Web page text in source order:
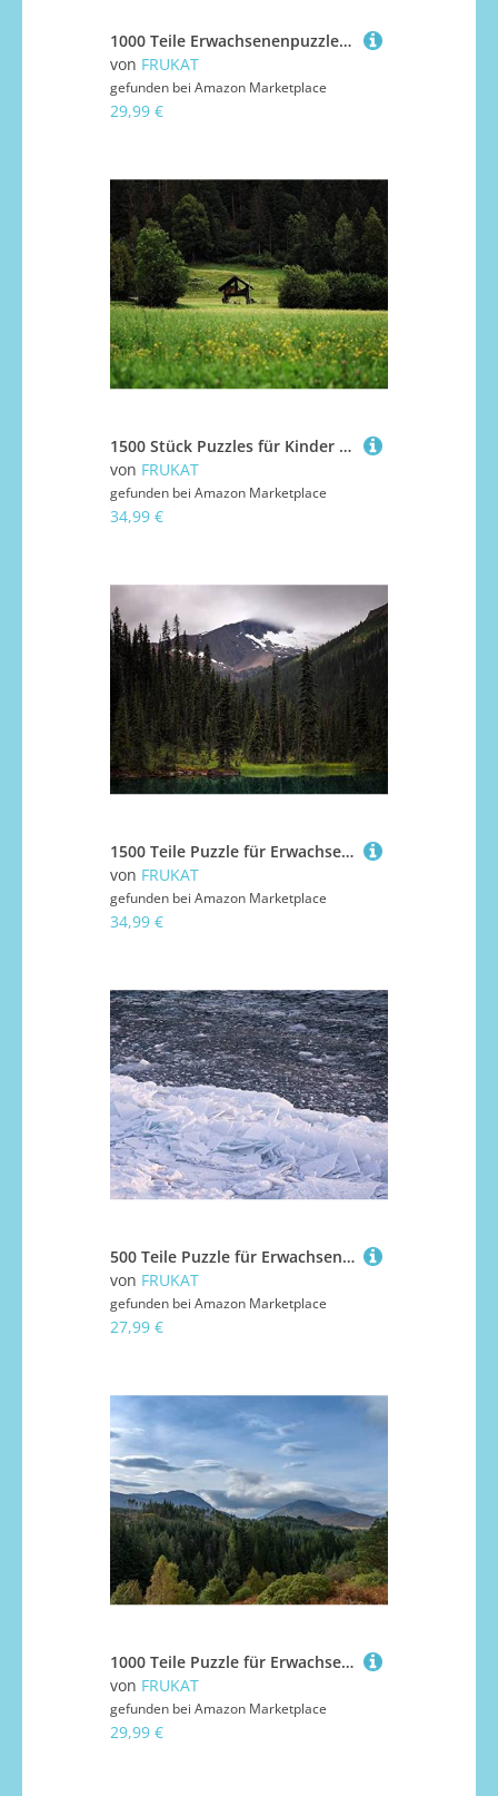
1000 Teile Erwachsenenpuzzle ab 14 Jahren, Wälder Bäume Nebel 75x50cm
von FRUKAT
gefunden bei Amazon Marketplace
29,99 €
1500 Stück Puzzles für Kinder im Alter von 14 Jahren, Hütte Büsche Gras 87x57cm
von FRUKAT
gefunden bei Amazon Marketplace
34,99 €
1500 Teile Puzzle für Erwachsene und Kinder ab 14 Jahren - Bergsee-Fichte 87x57cm
von FRUKAT
gefunden bei Amazon Marketplace
34,99 €
500 Teile Puzzle für Erwachsene und Kinder ab 14 Jahren - Eisschichtfragmente 52x38cm
von FRUKAT
gefunden bei Amazon Marketplace
27,99 €
1000 Teile Puzzle für Erwachsene und Kinder ab 14 Jahren - Hügelwälder Bäume 75x50cm
von FRUKAT
gefunden bei Amazon Marketplace
29,99 €